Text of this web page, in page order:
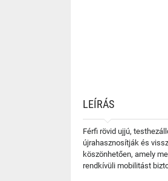
LEÍRÁS
Férfi rövid ujjú,
újrahasznosítják és
köszönhetően, amely
rendkívüli mobilitást